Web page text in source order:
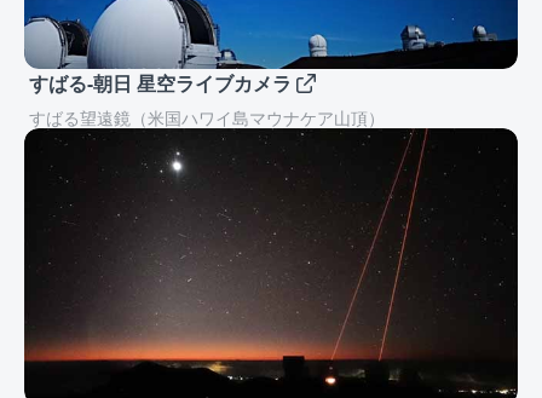
すばる-朝日 星空ライブカメラ
すばる望遠鏡（米国ハワイ島マウナケア山頂）